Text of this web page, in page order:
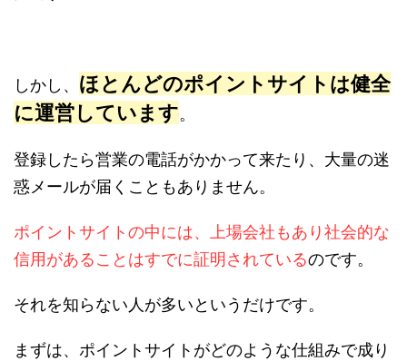
しかし、 ほとんどのポイントサイトは健全
に運営しています。
登録したら営業の電話がかかって来たり、大量の迷
惑メールが届くこともありません。
ポイントサイトの中には、上場会社もあり社会的な
信用があることはすでに証明されているのです。
それを知らない人が多いというだけです。
まずは、ポイントサイトがどのような仕組みで成り